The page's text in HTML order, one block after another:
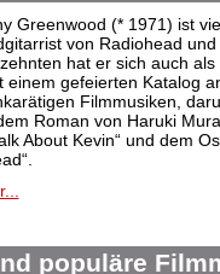
Greenwood (* 1971) ist
von Radiohead
hat er sich auch
einem gefeierten Katalog
Filmmusiken,
Roman von Haruki
About Kevin“ und dem
populäre